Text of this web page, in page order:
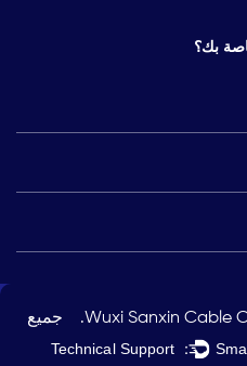
بك؟
Wuxi Sanxin Cable
جميع
Technical Support ：